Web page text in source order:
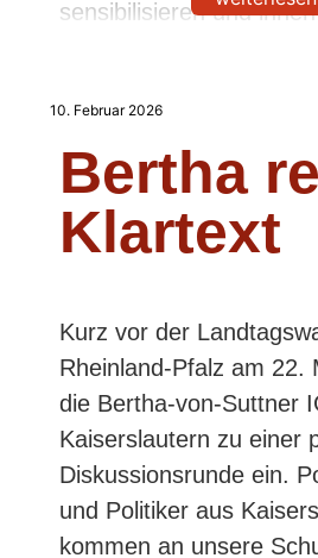
sensibilisieren und
Die Schüler:innen
Möglichkeit, sich mit
Aspekten des
behandelten Themen
anderem:
Onlinespiele
Offlinespiele :
Erleben in der
und Nachteile
10. Februar 2026
Bertha
Klartext
Kurz vor der
Rheinland-Pfalz am 22.
die Bertha-von-Suttner
Kaiserslautern zu einer
Diskussionsrunde ein.
und Politiker aus
kommen an unsere